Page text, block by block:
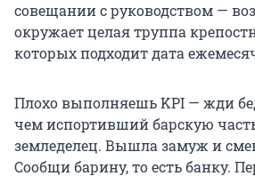
совещании с руководством —
окружает целая труппа
которых подходит дата
Плохо выполняешь KPI — жди
чем испортивший барскую
земледелец. Вышла замуж и
Сообщи барину, то есть банку.